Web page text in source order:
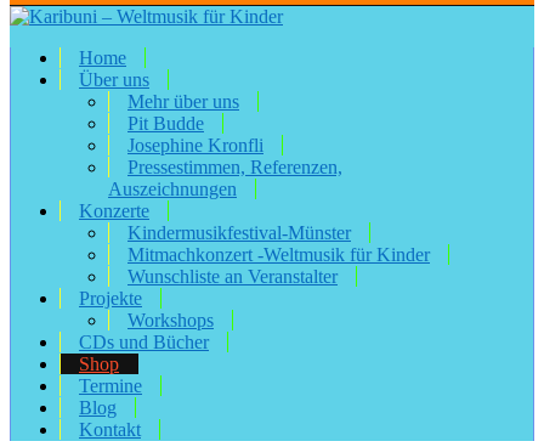
Home
Über uns
Mehr über uns
Pit Budde
Josephine Kronfli
Pressestimmen, Referenzen,
Auszeichnungen
Konzerte
Kindermusikfestival-Münster
Mitmachkonzert -Weltmusik für Kinder
Wunschliste an Veranstalter
Projekte
Workshops
CDs und Bücher
Shop
Termine
Blog
Kontakt